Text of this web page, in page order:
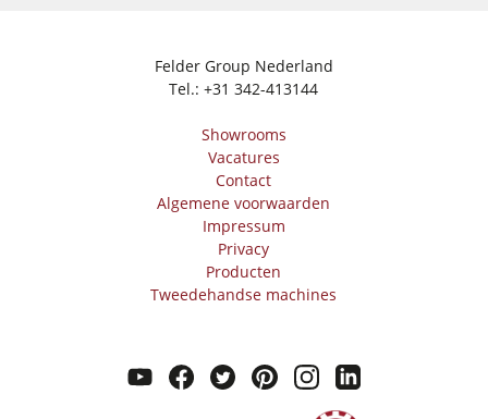
Felder Group Nederland
Tel.:+31 342-413144
Showrooms
Vacatures
Contact
Algemene voorwaarden
Impressum
Privacy
Producten
Tweedehandse machines
youtubefacebook
twitter
pinterestinstagram
linkedin